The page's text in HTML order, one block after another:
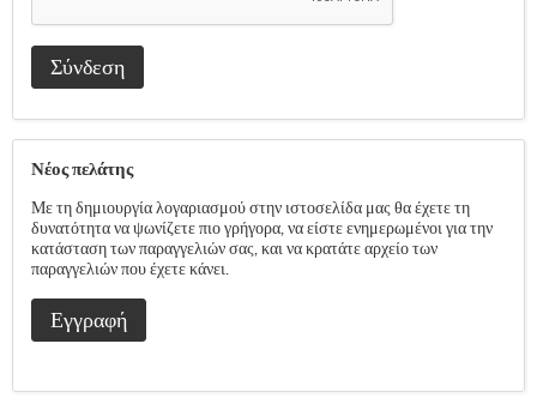
Σύνδεση
Νέος πελάτης
Με τη δημιουργία λογαριασμού στην ιστοσελίδα μας θα έχετε τη
δυνατότητα να ψωνίζετε πιο γρήγορα, να είστε ενημερωμένοι για την
κατάσταση των παραγγελιών σας, και να κρατάτε αρχείο των
παραγγελιών που έχετε κάνει.
Εγγραφή